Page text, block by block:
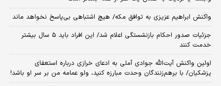
واکنش ابراهیم عزیزی به توافق مکه/ هیچ اشتباهی بی‌پاسخ نخواهد ماند
جزئیات صدور احکام بازنشستگی اعلام شد/ این افراد باید ۵ سال بیشتر
خدمت کنند
اولین واکنش آیت‌الله جوادی آملی به ادعای خرازی درباره استعفای
پزشکیان/ با برهم‌زنندگان وحدت مبارزه کنید، ولو عمامه من بر سر او باشد!